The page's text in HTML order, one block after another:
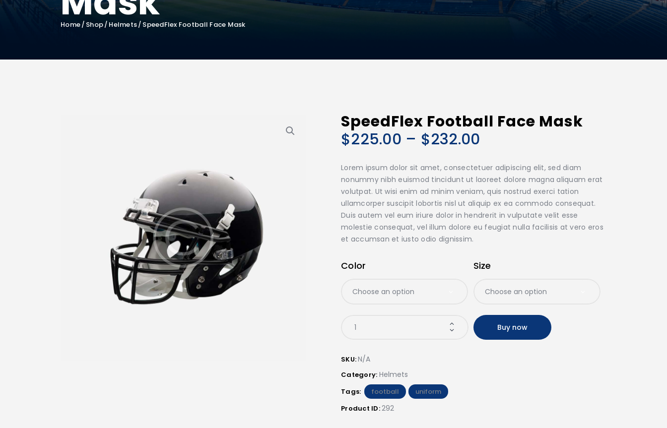
Home Shop Helmets SpeedFlex Football Face Mask
SpeedFlex Football Face Mask
$225.00 – $232.00
Lorem ipsum dolor sit amet, consectetuer adipiscing elit, sed diam
nonummy nibh euismod tincidunt ut laoreet dolore magna aliquam erat
volutpat. Ut wisi enim ad minim veniam, quis nostrud exerci tation
ullamcorper suscipit lobortis nisl ut aliquip ex ea commodo consequat.
Duis autem vel eum iriure dolor in hendrerit in vulputate velit esse
molestie consequat, vel illum dolore eu feugiat nulla facilisis at vero eros
et accumsan et iusto odio dignissim.
Color Size
Buy now
SKU:N/A
Category: Helmets
Tags: football ,
uniform
Product ID:292